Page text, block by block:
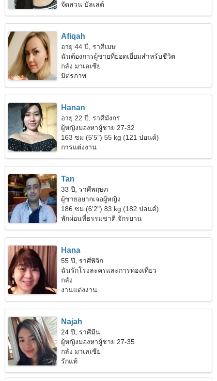
จัดสวน บัลเล่ต์
Afiqah
อายุ 44 ปี, ราศีเมษ
ฉันต้องการผู้ชายที่ยอดเยี่ยมสำหรับชีวิต
กลัง มาเลเซีย
มิตรภาพ
Hanan
อายุ 22 ปี, ราศีมังกร
ผู้หญิงมองหาผู้ชาย 27-32
163 ซม (5'5") 55 kg (121 ปอนด์)
การแต่งงาน
Tan
33 ปี, ราศีพฤษภ
ผู้ชายอยากเจอผู้หญิง
186 ซม (6'2") 83 kg (182 ปอนด์)
พักผ่อนที่ธรรมชาติ จักรยาน
Hana
55 ปี, ราศีพิจิก
ฉันรักโรงละครและการท่องเที่ยว
กลัง
งานแต่งงาน
Najah
24 ปี, ราศีมีน
ผู้หญิงมองหาผู้ชาย 27-35
กลัง มาเลเซีย
รักแท้